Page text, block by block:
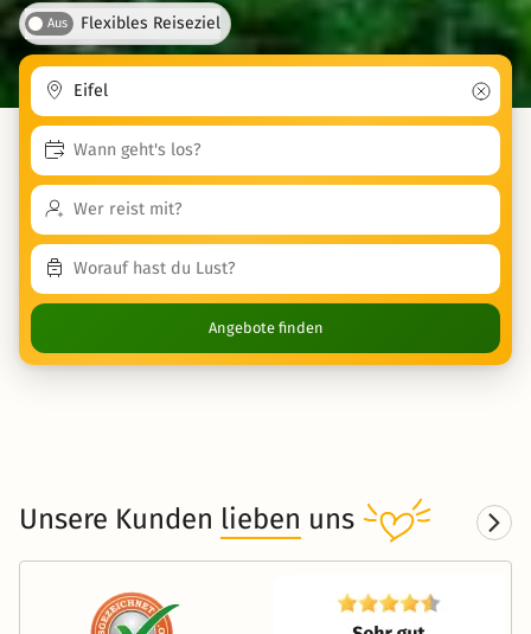
Aus Flexibles Reiseziel
Angebote finden
Unsere Kunden lieben uns